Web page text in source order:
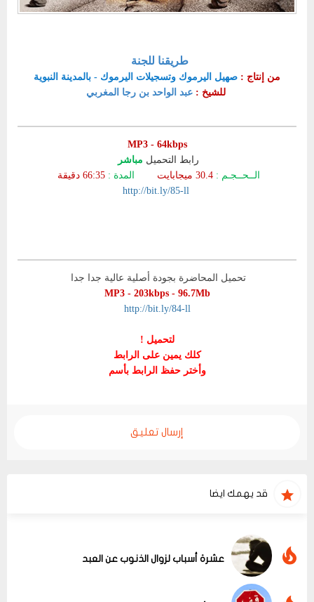
طريقنا للجنة
من إنتاج : صهيل اليرموك وتسجيلات اليرموك - بالمدينة النبوية
للشيخ :عبد الواحد بن رجا المغربي
MP3 - 64kbps
رابط التحميل مباشر
الــحــجـم : 30.4 ميجابايت المدة : 66:35 دقيقة
http://bit.ly/85-ll
تحميل المحاضرة بجودة أصلية عالية جدا جدا
MP3 - 203kbps- 96.7Mb
http://bit.ly/84-ll
لتحميل !
كلك يمين على الرابط
وأختر حفظ الرابط بأسم
إرسال تعليق
قد يهمك ايضا
عشرة أسباب لزوال الذنوب عن العبد